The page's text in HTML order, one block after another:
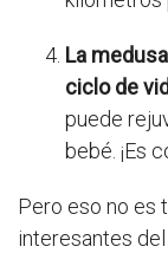
La
ciclo de
puede
bebé. ¡Es
Pero eso no es
interesantes del